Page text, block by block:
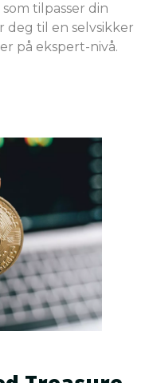
tilpasser din
deg til en selvsikker
på ekspert-nivå.